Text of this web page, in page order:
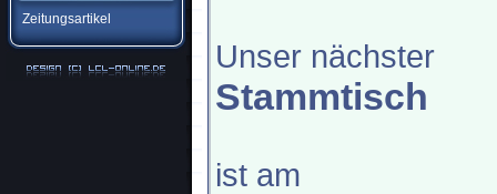
Zeitungsartikel
Unser nächster
Stammtisch
ist am